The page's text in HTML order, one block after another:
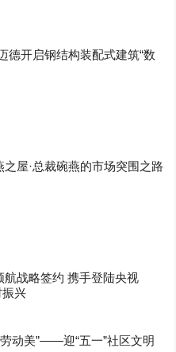
德开启钢结构装配式建筑“数
屋·总裁碗燕的市场突围之路
航战略签约 携手登陆央视
振兴
动美”——迎“五一”社区文明